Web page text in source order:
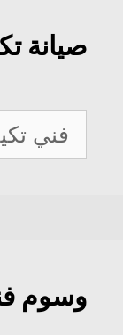
صيانة
صيانة
تكييف
وسوم